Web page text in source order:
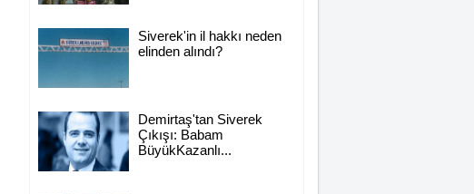
Siverek'in il hakkı neden
elinden alındı?
Demirtaş'tan Siverek
Çıkışı: Babam
BüyükKazanlı...